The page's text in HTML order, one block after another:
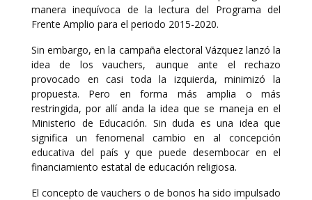
manera inequívoca de la lectura del Programa del
Frente Amplio para el periodo 2015-2020.
Sin embargo, en la campaña electoral Vázquez lanzó la
idea de los vauchers, aunque ante el rechazo
provocado en casi toda la izquierda, minimizó la
propuesta. Pero en forma más amplia o más
restringida, por allí anda la idea que se maneja en el
Ministerio de Educación. Sin duda es una idea que
significa un fenomenal cambio en al concepción
educativa del país y que puede desembocar en el
financiamiento estatal de educación religiosa.
El concepto de vauchers o de bonos ha sido impulsado